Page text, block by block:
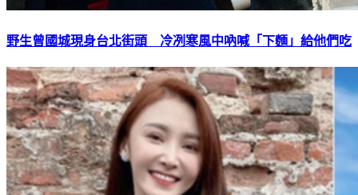
野生曾國城現身台北街頭 冷冽寒風中吶喊「下麵」給他們吃